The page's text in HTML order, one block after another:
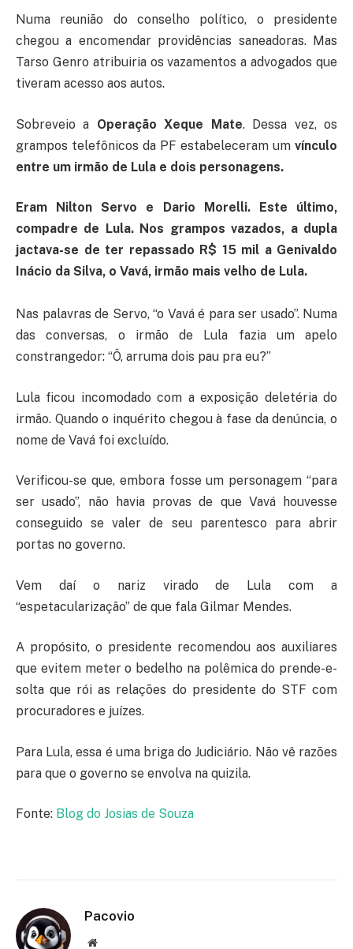
Numa reunião do conselho político, o presidente
chegou a encomendar providências saneadoras. Mas
Tarso Genro atribuiria os vazamentos a advogados que
tiveram acesso aos autos.
Sobreveio a Operação Xeque Mate. Dessa vez, os
grampos telefônicos da PF estabeleceram um vínculo
entre um irmão de Lula e dois personagens.
Eram Nilton Servo e Dario Morelli. Este último,
compadre de Lula. Nos grampos vazados, a dupla
jactava-se de ter repassado R$ 15 mil a Genivaldo
Inácio da Silva, o Vavá, irmão mais velho de Lula.
Nas palavras de Servo, “o Vavá é para ser usado”. Numa
das conversas, o irmão de Lula fazia um apelo
constrangedor: “Ô, arruma dois pau pra eu?”
Lula ficou incomodado com a exposição deletéria do
irmão. Quando o inquérito chegou à fase da denúncia, o
nome de Vavá foi excluído.
Verificou-se que, embora fosse um personagem “para
ser usado”, não havia provas de que Vavá houvesse
conseguido se valer de seu parentesco para abrir
portas no governo.
Vem daí o nariz virado de Lula com a
“espetacularização” de que fala Gilmar Mendes.
A propósito, o presidente recomendou aos auxiliares
que evitem meter o bedelho na polêmica do prende-e-
solta que rói as relações do presidente do STF com
procuradores e juízes.
Para Lula, essa é uma briga do Judiciário. Não vê razões
para que o governo se envolva na quizila.
Fonte: Blog do Josias de Souza
Pacovio
Website